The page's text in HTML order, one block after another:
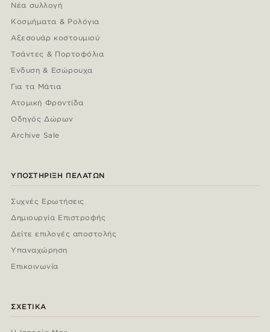
Νέα συλλογή
Κοσμήματα & Ρολόγια
Αξεσουάρ κοστουμιού
Τσάντες & Πορτοφόλια
Ένδυση & Εσώρουχα
Για τα Μάτια
Ατομική Φροντίδα
Οδηγός Δώρων
Archive Sale
ΥΠΟΣΤΉΡΙΞΗ ΠΕΛΑΤΏΝ
Συχνές Ερωτήσεις
Δημιουργία Επιστροφής
Δείτε επιλογές αποστολής
Υπαναχώρηση
Επικοινωνία
ΣΧΕΤΙΚΆ